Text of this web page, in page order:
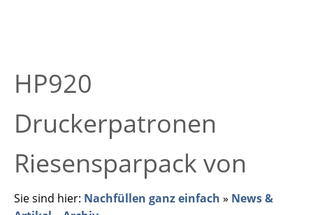
HP920
Druckerpatronen
Riesensparpack von
Sie sind hier: Nachfüllen ganz einfach » News &